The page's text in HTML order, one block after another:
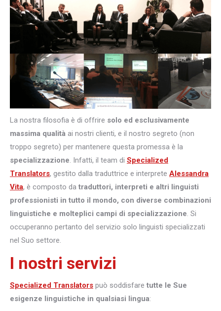
La nostra filosofia è di offrire solo ed esclusivamente
massima qualità ai nostri clienti, e il nostro segreto (non
troppo segreto) per mantenere questa promessa è la
specializzazione. Infatti, il team di Specialized
Translators, gestito dalla traduttrice e interprete Alessandra
Vita, è composto da traduttori, interpreti e altri linguisti
professionisti in tutto il mondo, con diverse combinazioni
linguistiche e molteplici campi di specializzazione. Si
occuperanno pertanto del servizio solo linguisti specializzati
nel Suo settore.
I nostri servizi
Specialized Translators può soddisfare tutte le Sue
esigenze linguistiche in qualsiasi lingua: